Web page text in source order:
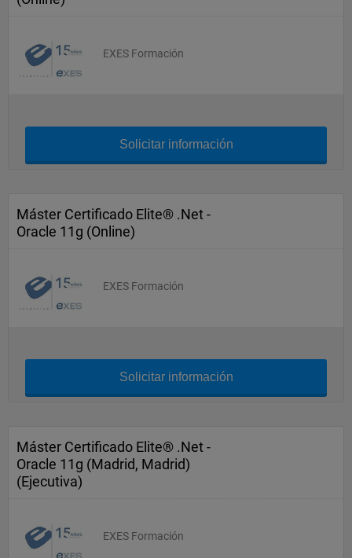
EXES Formación
Solicitar información
Máster Certificado Elite® .Net -
Oracle 11g (Online)
EXES Formación
Solicitar información
Máster Certificado Elite® .Net -
Oracle 11g (Madrid, Madrid)
(Ejecutiva)
EXES Formación